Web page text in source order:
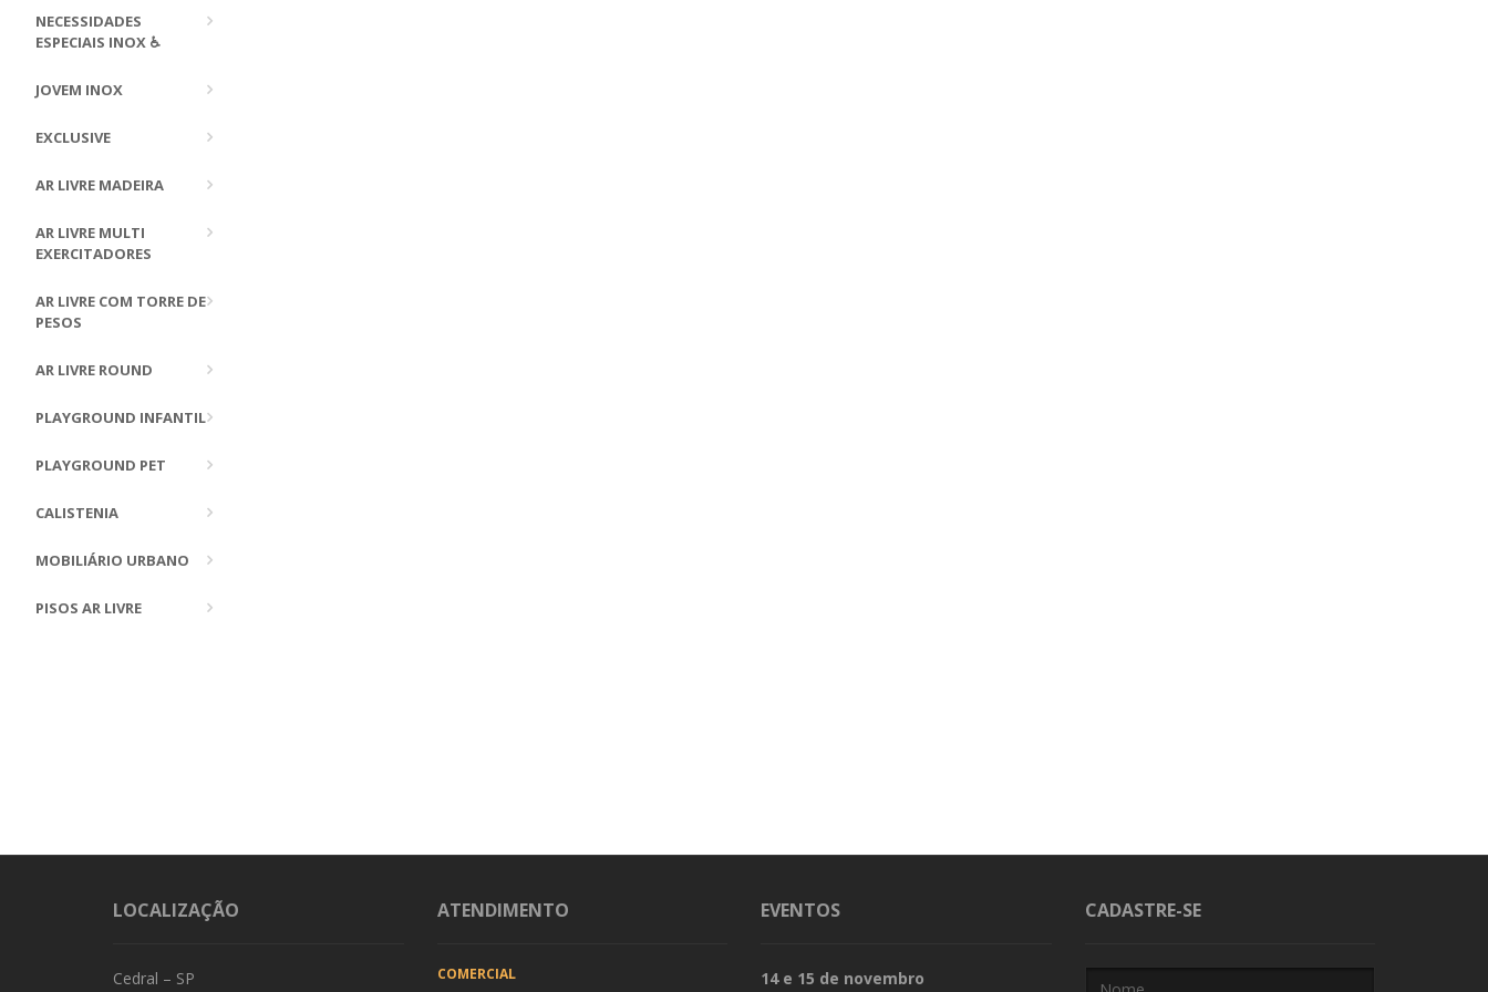
NECESSIDADES
ESPECIAIS INOX ♿
JOVEM INOX
EXCLUSIVE
AR LIVRE MADEIRA
AR LIVRE MULTI
EXERCITADORES
AR LIVRE COM TORRE DE
PESOS
AR LIVRE ROUND
PLAYGROUND INFANTIL
PLAYGROUND PET
CALISTENIA
MOBILIÁRIO URBANO
PISOS AR LIVRE
LOCALIZAÇÃO
Cedral – SP
ATENDIMENTO
COMERCIAL
EVENTOS
14 e 15 de novembro
CADASTRE-SE